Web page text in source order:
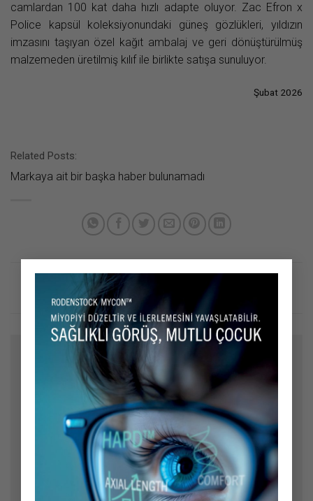
×
camlardan 100 kat daha hızlı adapte oluyor. Zac Efron x
Police kapsül koleksiyonundaki güneş gözlükleri, yıldızın
imzasını taşıyan özel kağıt ambalaj ve geri dönüştürülmüş
malzemeden üretilmiş kılıf ile birlikte satışa sunuluyor.
Şubat 2026
Related Posts:
Markaya ait bir başka haber bulunamadı
Bir yanıt yazın
E-posta adresiniz yayınlanmayacak. Gerekli alanlar*
ile işaretlenmişlerdir
*